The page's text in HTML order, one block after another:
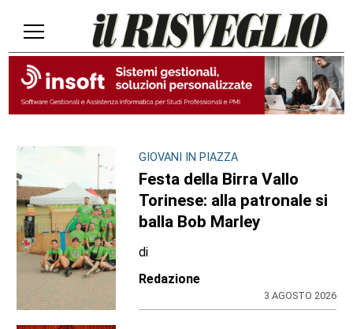
GIOVANI IN PIAZZA
Festa della Birra Vallo
Torinese: alla patronale si
balla Bob Marley
di
Redazione
3 AGOSTO 2026